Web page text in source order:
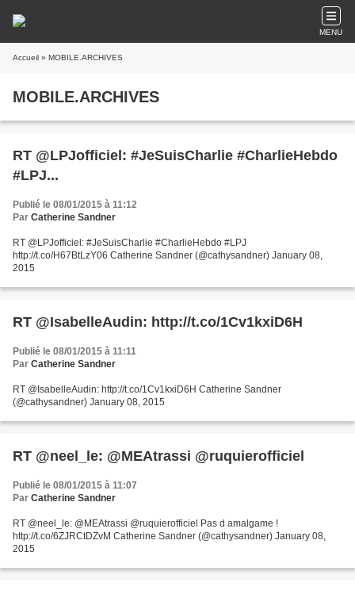
MENU
Accueil » MOBILE.ARCHIVES
MOBILE.ARCHIVES
RT @LPJofficiel: #JeSuisCharlie #CharlieHebdo
#LPJ...
Publié le 08/01/2015 à 11:12
Par Catherine Sandner
RT @LPJofficiel: #JeSuisCharlie #CharlieHebdo #LPJ
http://t.co/H67BtLzY06 Catherine Sandner (@cathysandner) January 08,
2015
RT @IsabelleAudin: http://t.co/1Cv1kxiD6H
Publié le 08/01/2015 à 11:11
Par Catherine Sandner
RT @IsabelleAudin: http://t.co/1Cv1kxiD6H Catherine Sandner
(@cathysandner) January 08, 2015
RT @neel_le: @MEAtrassi @ruquierofficiel
Publié le 08/01/2015 à 11:07
Par Catherine Sandner
RT @neel_le: @MEAtrassi @ruquierofficiel Pas d amalgame !
http://t.co/6ZJRCtDZvM Catherine Sandner (@cathysandner) January 08,
2015